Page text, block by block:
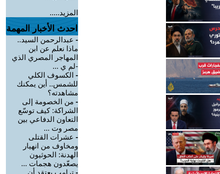
المزيد.....
احدث الأخبار المهمة
- عبدالرحمن السيد..
ماذا نعلم عن ابن
المهاجر المصري الذي
-لم ي ...
- الكسوف الكلي
للشمس.. أين يمكنك
مشاهدته؟
- من الخصومة إلى
الشراكة: كيف توسّع
التعاون الدفاعي بين
مصر وت ...
- عشرات القتلى
ومخاوف من انهيار
الهدنة: الحوثيون
يصعّدون هجمات ...
- ترامب يعتقد أن